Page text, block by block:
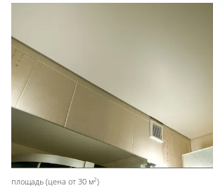
площадь (цена от 30 м2)